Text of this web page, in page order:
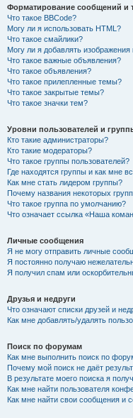
Форматирование сообщений и
Что такое BBCode?
Могу ли я использовать HTML?
Что такое смайлики?
Могу ли я добавлять
Что такое важные объявления?
Что такое объявления?
Что такое прилепленные темы?
Что такое закрытые темы?
Что такое значки тем?
Уровни пользователей и
Кто такие администраторы?
Кто такие модераторы?
Что такое группы пользователей?
Где находятся группы и как мне
Как мне стать лидером группы?
Почему названия некоторых
Что такое группа по умолчанию?
Что означает ссылка «Наша
Личные сообщения
Я не могу отправить личные
Я постоянно получаю
Я получил спам или
Друзья и недруги
Что означают списки друзей и
Как мне добавлять/удалять
Поиск по форумам
Как мне выполнить поиск по
Почему мой поиск не даёт
В результате моего поиска я
Как мне найти пользователя
Как мне найти свои сообщения и